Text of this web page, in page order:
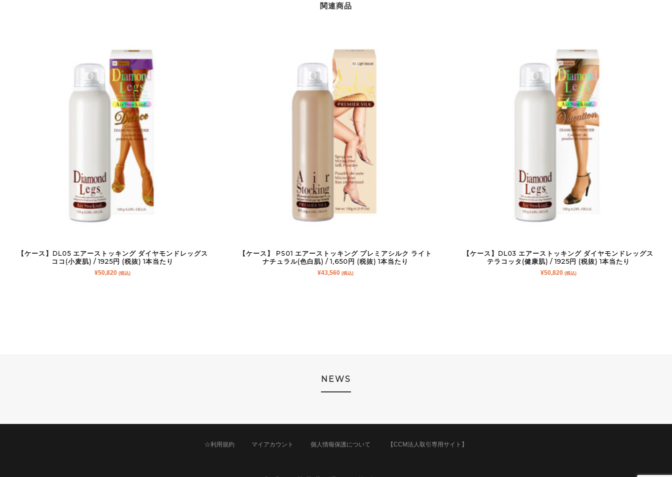
関連商品
【ケース】DL05 エアーストッキング ダイヤモンドレッグス
ココ(小麦肌) / 1925円 (税抜) 1本当たり
¥50,820 (税込)
【ケース】 PS01 エアーストッキング プレミアシルク ライト
ナチュラル(色白肌) / 1,650円 (税抜) 1本当たり
¥43,560 (税込)
【ケース】DL03 エアーストッキング ダイヤモンドレッグス
テラコッタ(健康肌) / 1925円 (税抜) 1本当たり
¥50,820 (税込)
NEWS
☆利用規約 マイアカウント 個人情報保護について 【CCM法人取引専用サイト】